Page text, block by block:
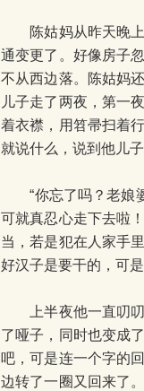
陈姑妈从昨天晚上
通变更了。好像房子
不从西边落。陈姑妈
儿子走了两夜，第一
着衣襟，用笤帚扫着
就说什么，说到他儿
“你忘了吗？老娘婆
可就真忍心走下去啦
当，若是犯在人家手
好汉子是要干的，可
上半夜他一直叨叨
了哑子，同时也变成
吧，可是连一个字的
边转了一圈又回来了